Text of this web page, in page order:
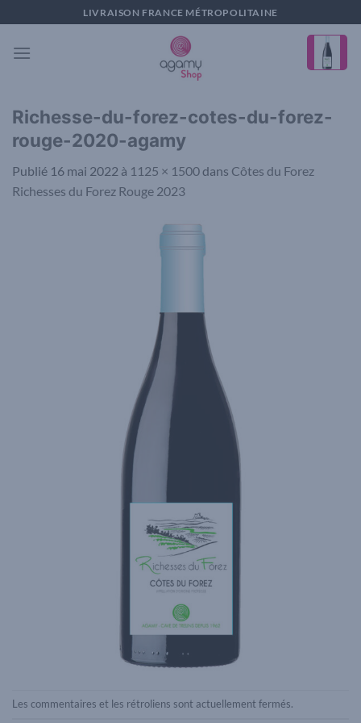
au
contenu
LIVRAISON FRANCE MÉTROPOLITAINE
Richesse-du-forez-cotes-du-forez-
rouge-2020-agamy
Publié 16 mai 2022 à 1125 × 1500 dans Côtes du Forez
Richesses du Forez Rouge 2023
Les commentaires et les rétroliens sont actuellement fermés.